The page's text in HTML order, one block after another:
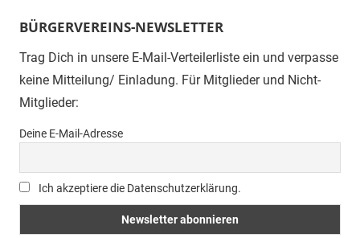
BÜRGERVEREINS-NEWSLETTER
Trag Dich in unsere E-Mail-Verteilerliste ein und verpasse
keine Mitteilung/ Einladung. Für Mitglieder und Nicht-
Mitglieder:
Deine E-Mail-Adresse
Ich akzeptiere die Datenschutzerklärung.